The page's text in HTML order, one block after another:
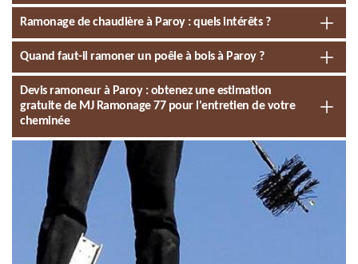
Ramonage de chaudière à Paroy : quels intérêts ?
Quand faut-il ramoner un poêle à bois à Paroy ?
Devis ramoneur à Paroy : obtenez une estimation
gratuite de MJ Ramonage 77 pour l'entretien de votre
cheminée